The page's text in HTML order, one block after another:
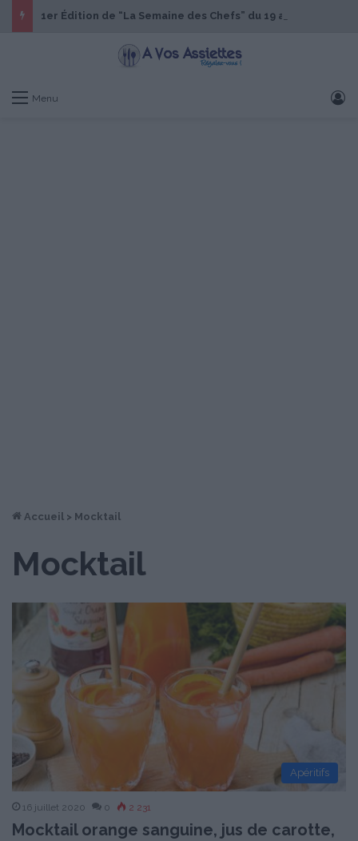
Menu
Accueil > Mocktail
Mocktail
Apéritifs
16 juillet 2020 0 2 231
Mocktail orange sanguine, jus de carotte,